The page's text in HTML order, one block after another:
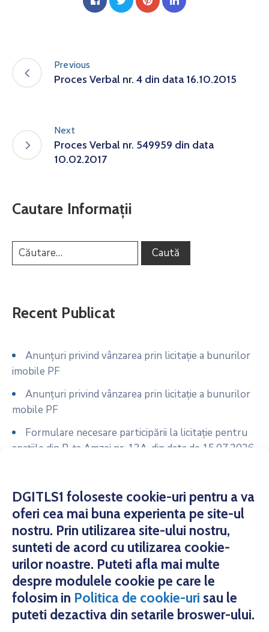
DGITLS1 foloseste cookie-uri pentru a va
oferi cea mai buna experienta pe site-ul
nostru. Prin utilizarea site-ului nostru,
sunteti de acord cu utilizarea cookie-
urilor noastre. Puteti afla mai multe
despre modulele cookie pe care le
folosim in Politica de cookie-uri sau le
puteti dezactiva din setarile broswer-ului.
Previous
Proces Verbal nr. 4 din data 16.10.2015
Next
Proces Verbal nr. 549959 din data
10.02.2017
Cautare Informații
Recent Publicat
Anunțuri privind vânzarea prin licitație a bunurilor
imobile PF
Anunțuri privind vânzarea prin licitație a bunurilor
mobile PF
Formulare necesare participării la licitație pentru
spațiile din P-ța Amzei nr. 13A, din data de 15.07.2026
Formulare necesare participării la licitație pentru
spațiile din P-ța 16 Februarie – Bazar, din data de
14.07.2026